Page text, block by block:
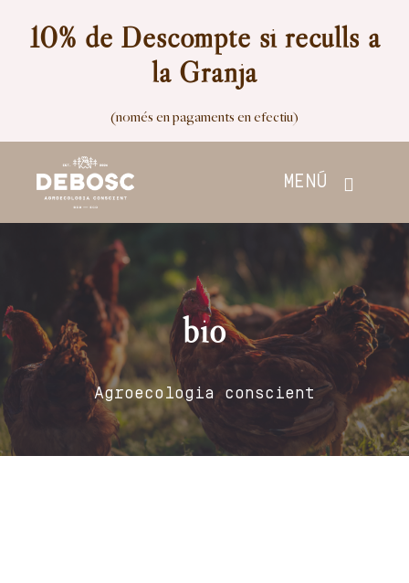
10% de Descompte si reculls a
la Granja
(només en pagaments en efectiu)
MENÚ
Nosaltres
Carret
bio
Agroecologia conscient